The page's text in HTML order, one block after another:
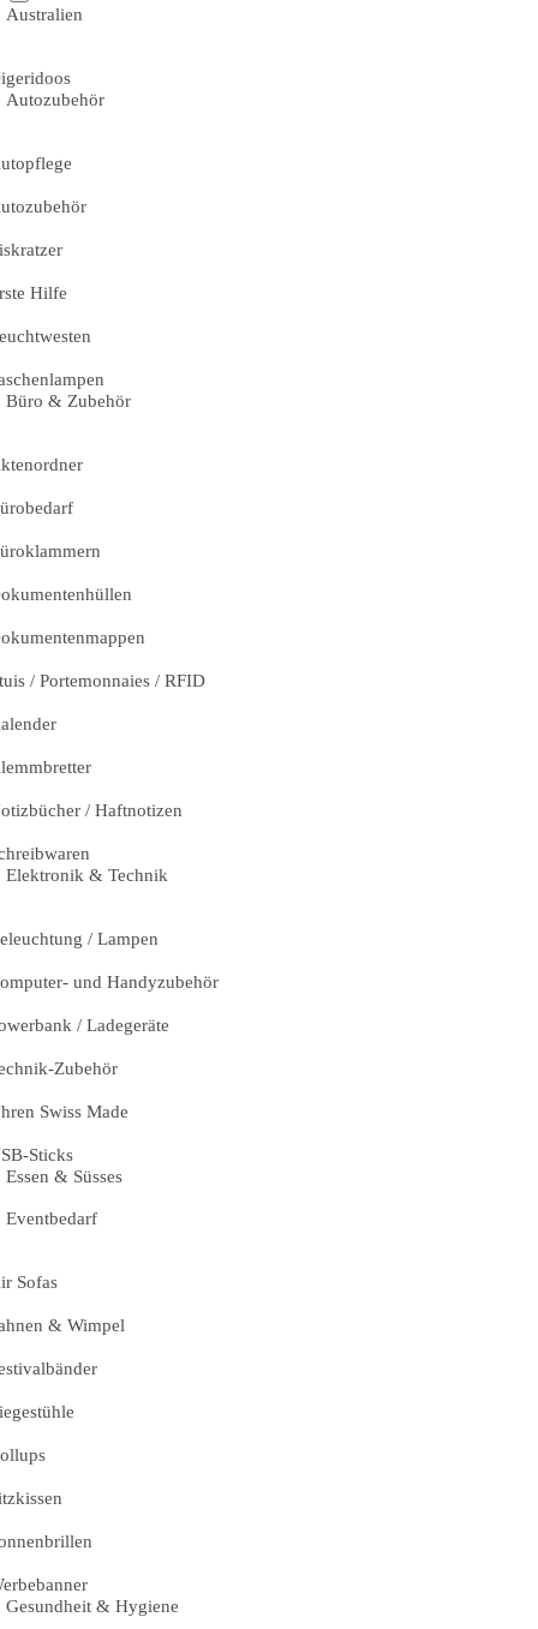
Australien
Autozubehör
Hilfe
Büro & Zubehör
/ Portemonnaies / RFID
/ Haftnotizen
Elektronik & Technik
/ Lampen
und Handyzubehör
/ Ladegeräte
Zubehör
Swiss Made
Sticks
Essen & Süsses
Eventbedarf
Sofas
& Wimpel
Gesundheit & Hygiene